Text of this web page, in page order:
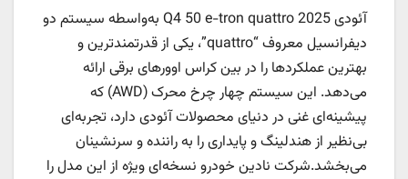
آئودی Q4 50 e-tron quattro 2025 به‌واسطه سیستم دو
دیفرانسیل معروف “quattro”، یکی از قدرتمندترین و
بهترین عملکردها را در بین کراس اوورهای برقی ارائه
می‌دهد. این سیستم چهار چرخ محرک (AWD) که
پیشینه‌ای غنی در دنیای محصولات آئودی دارد، تجربه‌ای
بی‌نظیر از هندلینگ و پایداری را به راننده و سرنشینان
می‌بخشد.شرکت نادین خودرو نسخه‌ای ویژه از این مدل را